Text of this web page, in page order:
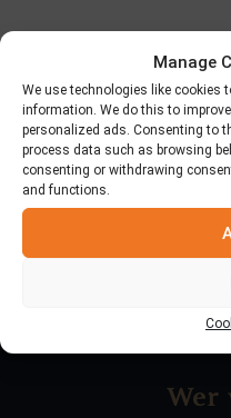
Manage
We use technologies like cookies
information. We do this to
personalized ads. Consenting to
process data such as browsing
consenting or withdrawing
and functions.
Wer